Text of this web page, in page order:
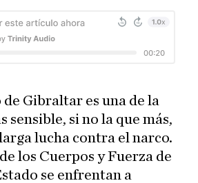
de Gibraltar es una de la
sensible, si no la que más,
lucha contra el narco.
los Cuerpos y Fuerza de
se enfrentan a